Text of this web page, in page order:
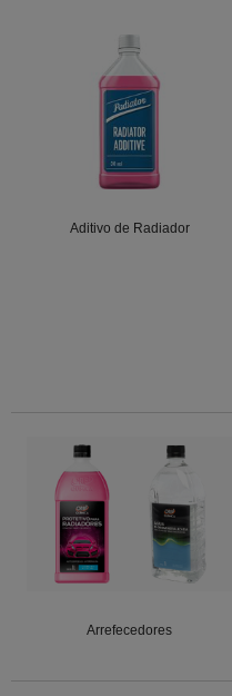
Aditivo de Radiador
Arrefecedores